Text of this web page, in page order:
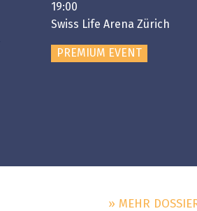
19:00
Swiss Life Arena Zürich
PREMIUM EVENT
» MEHR